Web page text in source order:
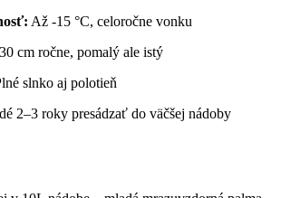
Až -15 °C, celoročne vonku
cm ročne, pomalý ale istý
slnko aj polotieň
2–3 roky presádzať do väčšej nádoby